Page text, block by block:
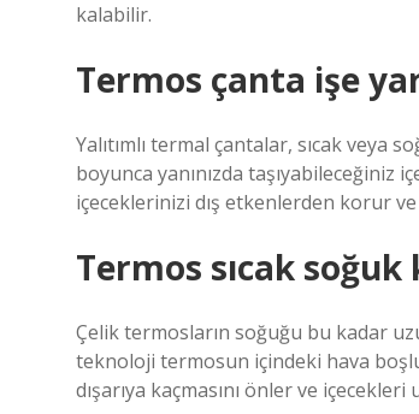
kalabilir.
Termos çanta işe
Yalıtımlı termal çantalar, sıcak veya
boyunca yanınızda taşıyabileceğiniz
içeceklerinizi dış etkenlerden korur ve
Termos sıcak soğuk
Çelik termosların soğuğu bu kadar
teknoloji termosun içindeki hava
dışarıya kaçmasını önler ve